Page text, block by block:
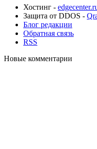
Хостинг -
Защита от DDOS -
Блог редакции
Обратная связь
RSS
Новые комментарии